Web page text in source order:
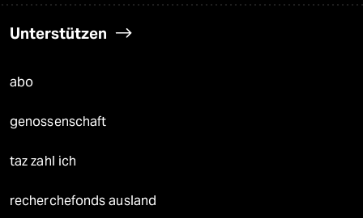
Unterstützen
abo
genossenschaft
taz zahl ich
recherchefonds ausland